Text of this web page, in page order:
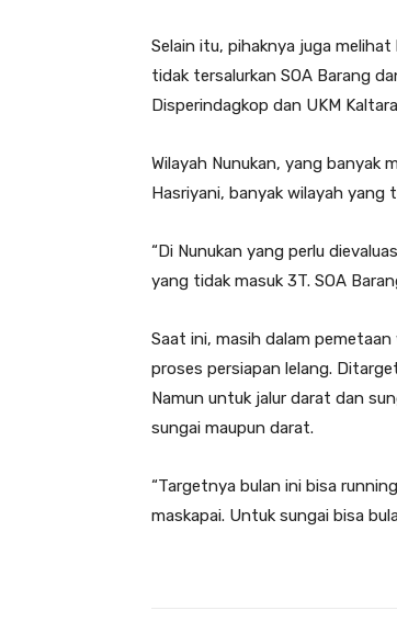
Selain itu, pihaknya juga
tidak tersalurkan SOA Barang
Disperindagkop dan UKM
Wilayah Nunukan, yang banyak
Hasriyani, banyak wilayah yang
“Di Nunukan yang perlu
yang tidak masuk 3T. SOA
Saat ini, masih dalam
proses persiapan lelang.
Namun untuk jalur darat dan
sungai maupun darat.
“Targetnya bulan ini bisa
maskapai. Untuk sungai bisa